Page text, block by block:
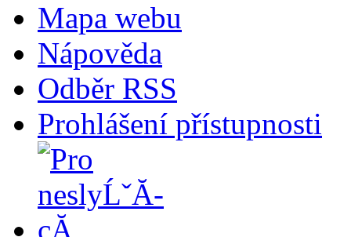
Mapa webu
Nápověda
Odběr RSS
Prohlášení přístupnosti